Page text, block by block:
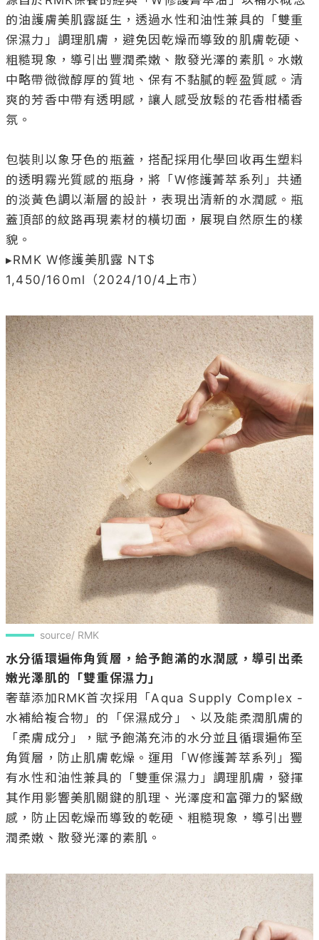
的油護膚美肌露誕生，透過水性和油性兼具的「雙重
保濕力」調理肌膚，避免因乾燥而導致的肌膚乾硬、
粗糙現象，導引出豐潤柔嫩、散發光澤的素肌。水嫩
中略帶微微醇厚的質地、保有不黏膩的輕盈質感。清
爽的芳香中帶有透明感，讓人感受放鬆的花香柑橘香
氛。
包裝則以象牙色的瓶蓋，搭配採用化學回收再生塑料
的透明霧光質感的瓶身，將「W修護菁萃系列」共通
的淡黃色調以漸層的設計，表現出清新的水潤感。瓶
蓋頂部的紋路再現素材的橫切面，展現自然原生的樣
貌。
▸RMK W修護美肌露 NT$
1,450/160ml（2024/10/4上市）
source/ RMK
水分循環遍佈角質層，給予飽滿的水潤感，導引出柔
嫩光澤肌的「雙重保濕力」
奢華添加RMK首次採用「Aqua Supply Complex -
水補給複合物」的「保濕成分」、以及能柔潤肌膚的
「柔膚成分」，賦予飽滿充沛的水分並且循環遍佈至
角質層，防止肌膚乾燥。運用「W修護菁萃系列」獨
有水性和油性兼具的「雙重保濕力」調理肌膚，發揮
其作用影響美肌關鍵的肌理、光澤度和富彈力的緊緻
感，防止因乾燥而導致的乾硬、粗糙現象，導引出豐
潤柔嫩、散發光澤的素肌。